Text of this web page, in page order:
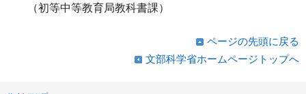
（初等中等教育局教科書課）
ページの先頭に戻る
文部科学省ホームページトップへ